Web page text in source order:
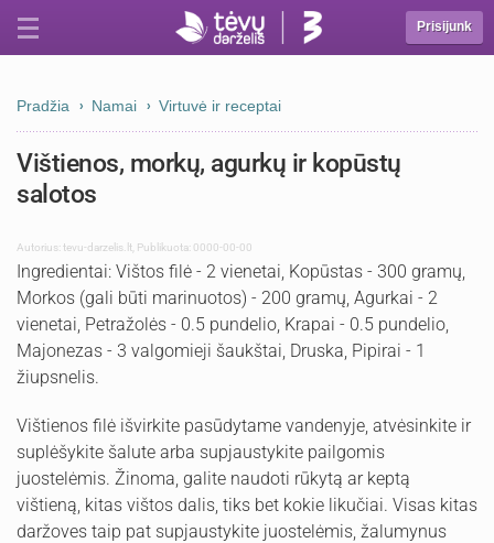
Prisijunk
Pradžia Namai Virtuvė ir receptai
Vištienos, morkų, agurkų ir kopūstų
salotos
Autorius:tevu-darzelis.lt Publikuota: 0000-00-00
Ingredientai: Vištos filė - 2 vienetai, Kopūstas - 300 gramų,
Morkos (gali būti marinuotos) - 200 gramų, Agurkai - 2
vienetai, Petražolės - 0.5 pundelio, Krapai - 0.5 pundelio,
Majonezas - 3 valgomieji šaukštai, Druska, Pipirai - 1
žiupsnelis.
Vištienos filė išvirkite pasūdytame vandenyje, atvėsinkite ir
suplėšykite šalute arba supjaustykite pailgomis
juostelėmis. Žinoma, galite naudoti rūkytą ar keptą
vištieną, kitas vištos dalis, tiks bet kokie likučiai. Visas kitas
daržoves taip pat supjaustykite juostelėmis, žalumynus